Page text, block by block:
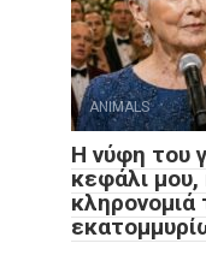
ANIMALS
Η νύφη του
κεφάλι